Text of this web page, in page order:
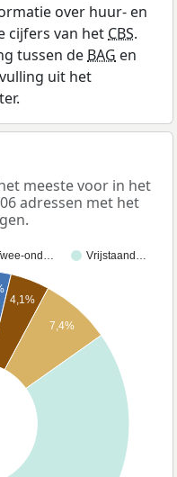
over huur- en
cijfers van het CBS.
tussen de BAG en
uit het
meeste voor in het
adressen met het
ond… Vrijstaand…
4,1%
7,4%